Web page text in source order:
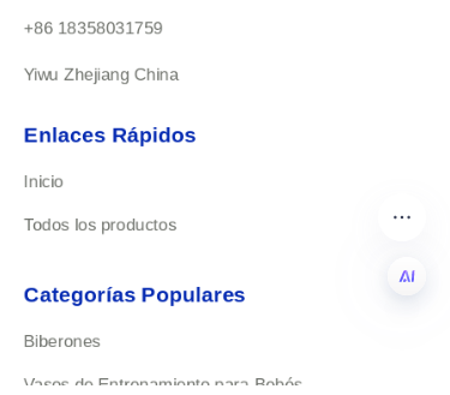
+86 18358031759
Yiwu Zhejiang China
Enlaces Rápidos
Inicio
Todos los productos
Categorías Populares
Biberones
Vasos de Entrenamiento para Bebés
ES